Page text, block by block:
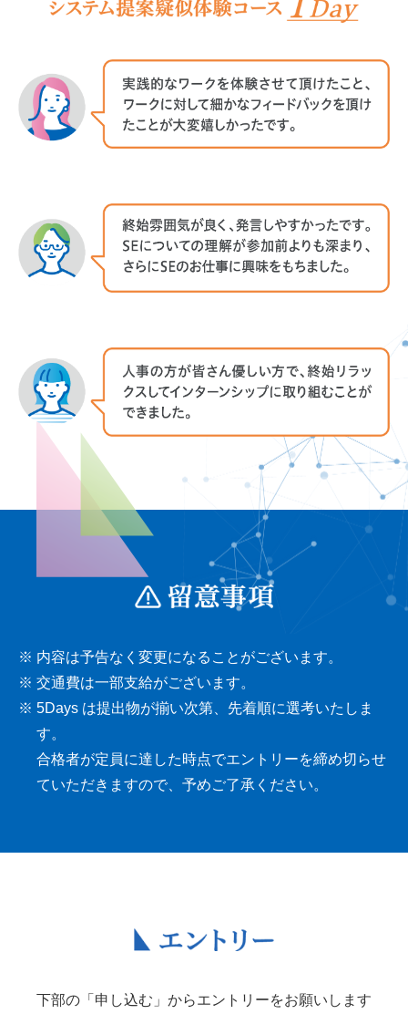
内容は予告なく変更になることがございます。
交通費は一部支給がございます。
5Days は提出物が揃い次第、先着順に選考いたしま
す。
合格者が定員に達した時点でエントリーを締め切らせ
ていただきますので、予めご了承ください。
下部の「申し込む」からエントリーをお願いします